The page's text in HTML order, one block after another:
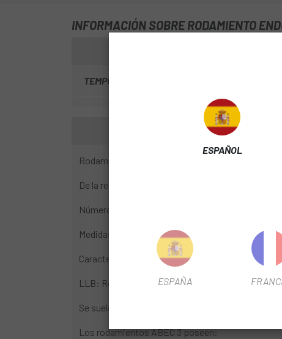
INFORMACIÓN SOBRE RODAMIENTO
TEMPORADA
Rodamiento sellado ABEC 3 - MR 27537 LLB - 27,5
De la reconocida marca de rodamientos "Enduro
Número: 27537
Medidas: 27.5mm (interior) x 37mm (exterior) x
Características:
LLB: Retén de doble labio. Sellamiento de
Se suele utilizar en los bujes de rueda de montaña
Los rodamientos ABEC 3 poseen:
ESPAÑOL
ESPAÑA